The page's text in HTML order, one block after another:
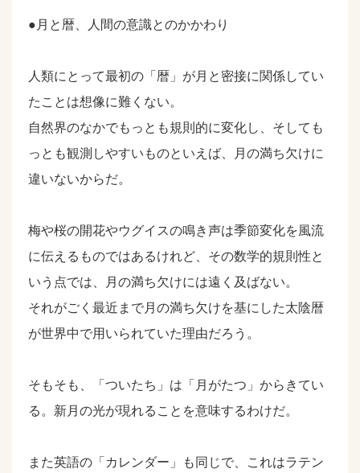
●月と暦、人間の意識とのかかわり
人類にとって最初の「暦」が月と密接に関係してい
たことは想像に難くない。
自然界のなかでもっとも規則的に変化し、そしても
っとも観測しやすいものといえば、月の満ち欠けに
違いないからだ。
梅や桜の開花やウグイスの鳴き声は季節変化を風流
に伝えるものではあるけれど、その数学的規則性と
いう点では、月の満ち欠けには遠く及ばない。
それがごく最近まで月の満ち欠けを基にした太陰暦
が世界中で用いられていた理由だろう。
そもそも、「ついたち」は「月がたつ」からきてい
る。新月の光が現れることを意味するわけだ。
また英語の「カレンダー」も同じで、これはラテン